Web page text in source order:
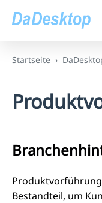
Startseite
Bestandteil, um